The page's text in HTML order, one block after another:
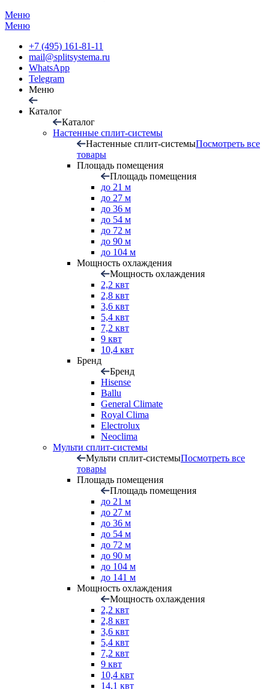
Меню
Меню
+7 (495) 161-81-11
mail@splitsystema.ru
WhatsApp
Telegram
Меню
Каталог
Каталог
Настенные сплит-системы
Настенные сплит-системыПосмотреть все
товары
Площадь помещения
Площадь помещения
до 21 м
до 27 м
до 36 м
до 54 м
до 72 м
до 90 м
до 104 м
Мощность охлаждения
Мощность охлаждения
2,2 квт
2,8 квт
3,6 квт
5,4 квт
7,2 квт
9 квт
10,4 квт
Бренд
Бренд
Hisense
Ballu
General Climate
Royal Clima
Electrolux
Neoclima
Мульти сплит-системы
Мульти сплит-системыПосмотреть все
товары
Площадь помещения
Площадь помещения
до 21 м
до 27 м
до 36 м
до 54 м
до 72 м
до 90 м
до 104 м
до 141 м
Мощность охлаждения
Мощность охлаждения
2,2 квт
2,8 квт
3,6 квт
5,4 квт
7,2 квт
9 квт
10,4 квт
14,1 квт